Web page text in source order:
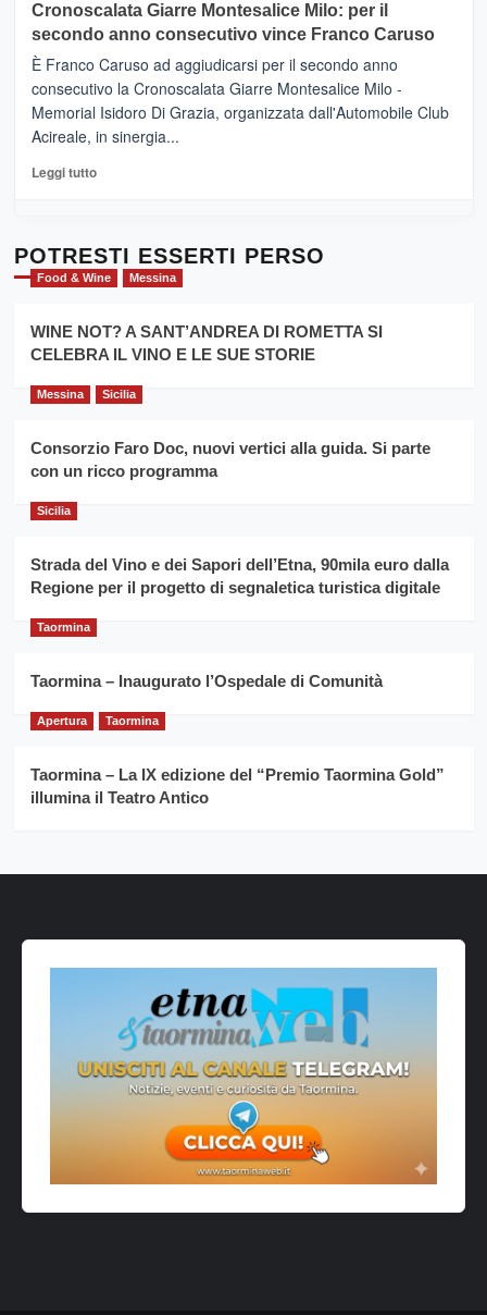
tra
sapori
vicoli
medievali
Mondello
(Palermo)
–
“E
adesso
Pasta
–
Sicilia
l’
evento
per
la
filiera
grano
Cronoscalata Giarre Montesalice Milo: per il
secondo anno consecutivo vince Franco Caruso
È Franco Caruso ad aggiudicarsi per il secondo anno
consecutivo la Cronoscalata Giarre Montesalice Milo -
Memorial Isidoro Di Grazia, organizzata dall'Automobile Club
Acireale, in sinergia...
Leggi tuttoLeggi
Cronoscalata
Giarre
Montesalice
per
il
anno
Franco
Caruso
POTRESTI ESSERTI PERSO
Food & Wine Messina
WINE NOT? A SANT’ANDREA DI ROMETTA SI
CELEBRA IL VINO E LE SUE STORIE
Messina Sicilia
Consorzio Faro Doc, nuovi vertici alla guida. Si parte
con un ricco programma
Sicilia
Strada del Vino e dei Sapori dell’Etna, 90mila euro dalla
Regione per il progetto di segnaletica turistica digitale
Taormina
Taormina – Inaugurato l’Ospedale di Comunità
Apertura Taormina
Taormina – La IX edizione del “Premio Taormina Gold”
illumina il Teatro Antico